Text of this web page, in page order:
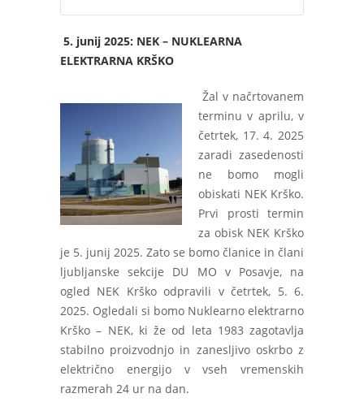
5. junij 2025: NEK – NUKLEARNA
ELEKTRARNA KRŠKO
Žal v načrtovanem
terminu v aprilu, v
četrtek, 17. 4. 2025
zaradi zasedenosti
ne bomo mogli
obiskati NEK Krško.
Prvi prosti termin
za obisk NEK Krško
je 5. junij 2025. Zato se bomo članice in člani
ljubljanske sekcije DU MO v Posavje, na
ogled NEK Krško odpravili v četrtek, 5. 6.
2025. Ogledali si bomo Nuklearno elektrarno
Krško – NEK, ki že od leta 1983 zagotavlja
stabilno proizvodnjo in zanesljivo oskrbo z
električno energijo v vseh vremenskih
razmerah 24 ur na dan.